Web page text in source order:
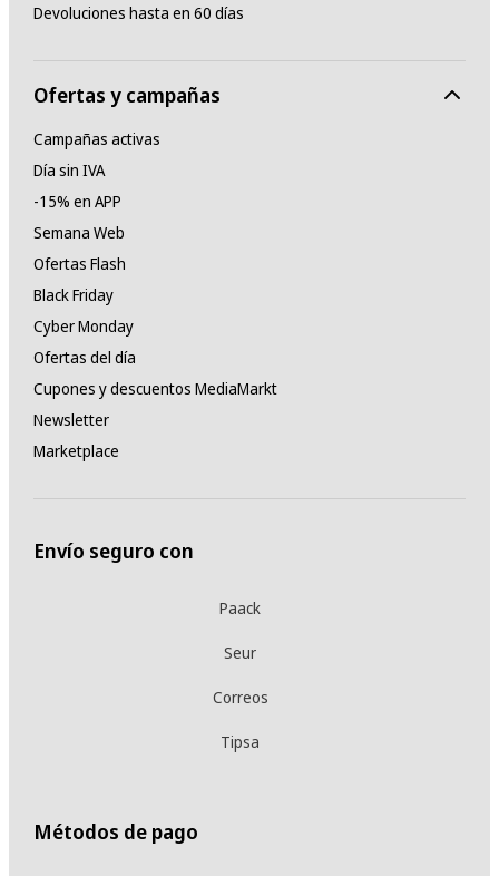
Devoluciones hasta en 60 días
Ofertas y campañas
Campañas activas
Día sin IVA
-15% en APP
Semana Web
Ofertas Flash
Black Friday
Cyber Monday
Ofertas del día
Cupones y descuentos MediaMarkt
Newsletter
Marketplace
Envío seguro con
Paack
Seur
Correos
Tipsa
Métodos de pago